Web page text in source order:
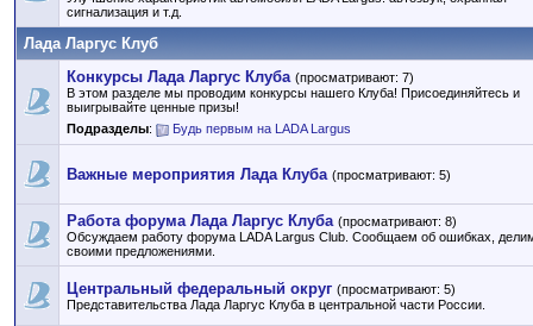
сигнализация и т.д.
Лада Ларгус Клуб
Конкурсы Лада Ларгус Клуба (просматривают: 7)
В этом разделе мы проводим конкурсы нашего Клуба! Присоединяйтесь и
выигрывайте ценные призы!
Подразделы: Будь первым на LADA Largus
Важные мероприятия Лада Клуба (просматривают: 5)
Работа форума Лада Ларгус Клуба (просматривают: 8)
Обсуждаем работу форума LADA Largus Club. Сообщаем об ошибках,
своими предложениями.
Центральный федеральный округ (просматривают: 5)
Представительства Лада Ларгус Клуба в центральной части России.